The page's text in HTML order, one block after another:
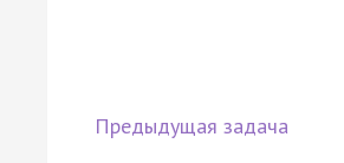
Предыдущая задача